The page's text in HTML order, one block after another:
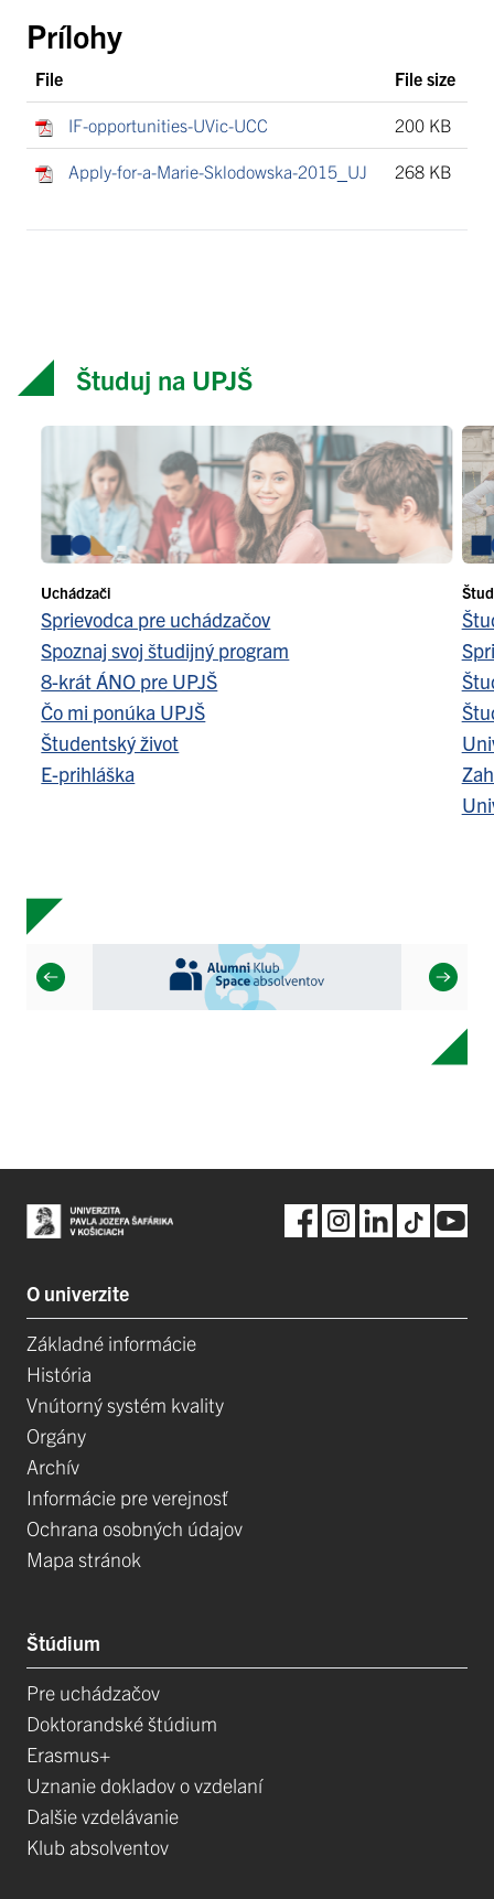
Prílohy
File File size
IF-opportunities-UVic-UCC 200 KB
Apply-for-a-Marie-Sklodowska-2015_UJ 268 KB
Študuj na UPJŠ
Uchádzači
Sprievodca pre uchádzačov
Spoznaj svoj študijný program
8-krát ÁNO pre UPJŠ
Čo mi ponúka UPJŠ
Študentský život
E-prihláška
O univerzite
Základné informácie
História
Vnútorný systém kvality
Orgány
Archív
Informácie pre verejnosť
Ochrana osobných údajov
Mapa stránok
Štúdium
Pre uchádzačov
Doktorandské štúdium
Erasmus+
Uznanie dokladov o vzdelaní
Dalšie vzdelávanie
Klub absolventov